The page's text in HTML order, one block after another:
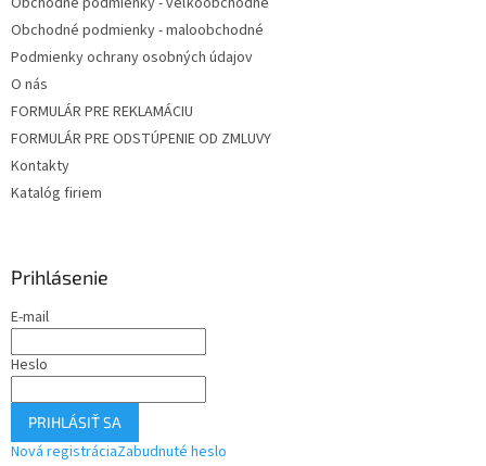
Obchodné podmienky - maloobchodné
Podmienky ochrany osobných údajov
O nás
FORMULÁR PRE REKLAMÁCIU
FORMULÁR PRE ODSTÚPENIE OD ZMLUVY
Kontakty
Katalóg firiem
Prihlásenie
E-mail
Heslo
PRIHLÁSIŤ SA
Nová registráciaZabudnuté heslo